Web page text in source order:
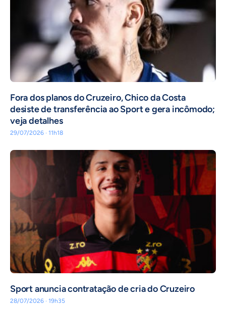
Fora dos planos do Cruzeiro, Chico da Costa
desiste de transferência ao Sport e gera incômodo;
veja detalhes
29/07/2026 · 11h18
Sport anuncia contratação de cria do Cruzeiro
28/07/2026 · 19h35